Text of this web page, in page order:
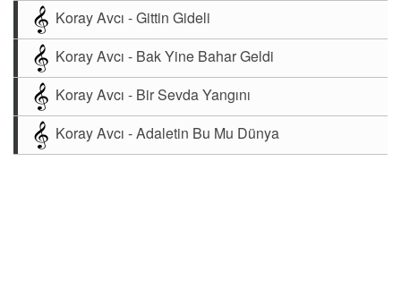
Koray Avcı - Gittin Gideli
Koray Avcı - Bak Yine Bahar Geldi
Koray Avcı - Bir Sevda Yangını
Koray Avcı - Adaletin Bu Mu Dünya